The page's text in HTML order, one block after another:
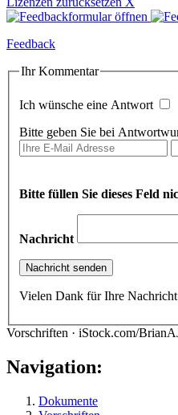
Feedback
Ihr Kommentar
Ich wünsche eine Antwort
Bitte geben Sie bei
Bitte füllen Sie dieses Feld
Nachricht
Vielen Dank für Ihre Nachricht
Vorschriften · iStock.com/
Navigation:
Dokumente